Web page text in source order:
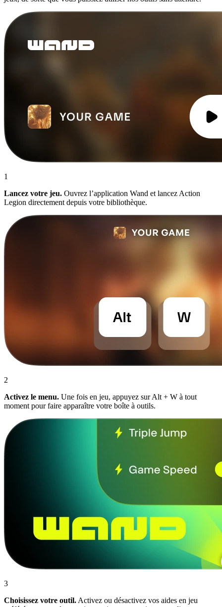
1
Lancez votre jeu. Ouvrez l’application Wand et lancez Action
Legion directement depuis votre bibliothèque.
2
Activez le menu. Une fois en jeu, appuyez sur Alt + W à tout
moment pour faire apparaître votre boîte à outils.
3
Choisissez votre outil. Activez ou désactivez vos aides en jeu